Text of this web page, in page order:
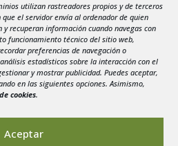
utilizan rastreadores propios y de terceros
el servidor envía al ordenador de quien
recuperan información cuando navegas con
funcionamiento técnico del sitio web,
preferencias de navegación o
estadísticos sobre la interacción con el
y mostrar publicidad. Puedes aceptar,
en las siguientes opciones. Asimismo,
cookies.
Aceptar
6 7 8
9
13 14 15
16
20 21 22
23
27 28 29
30